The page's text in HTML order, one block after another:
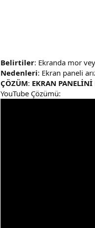
Belirtiler: Ekranda mor
Nedenleri: Ekran paneli
ÇÖZÜM: EKRAN
YouTube Çözümü: